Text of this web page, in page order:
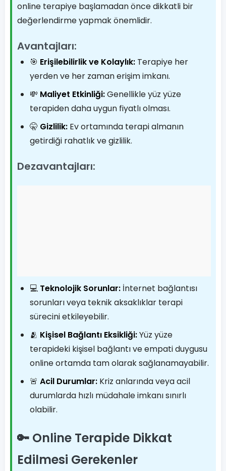
online terapiye başlamadan önce dikkatli bir
değerlendirme yapmak önemlidir.
Avantajları:
🎯 Erişilebilirlik ve Kolaylık: Terapiye her
yerden ve her zaman erişim imkanı.
💸 Maliyet Etkinliği:Genellikle yüz yüze
terapiden daha uygun fiyatlı olması.
🤫 Gizlilik: Ev ortamında terapi almanın
getirdiği rahatlık ve gizlilik.
Dezavantajları:
💻 Teknolojik Sorunlar: İnternet bağlantısı
sorunları veya teknik aksaklıklar terapi
sürecini etkileyebilir.
🫂 Kişisel Bağlantı Eksikliği:Yüz yüze
terapideki kişisel bağlantı ve empati duygusu
online ortamda tam olarak sağlanamayabilir.
🚨 Acil Durumlar: Kriz anlarında veya acil
durumlarda hızlı müdahale imkanı sınırlı
olabilir.
🔑 Online Terapide Dikkat
Edilmesi Gerekenler